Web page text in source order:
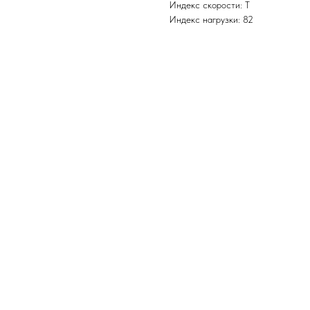
Индекс скорости: T
Индекс нагрузки: 82